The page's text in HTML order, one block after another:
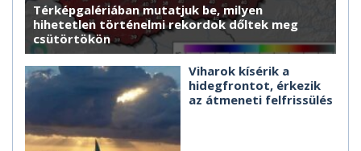
Térképgalériában mutatjuk be, milyen
hihetetlen történelmi rekordok dőltek meg
csütörtökön
Viharok kísérik a
hidegfrontot, érkezik
az átmeneti felfrissülés